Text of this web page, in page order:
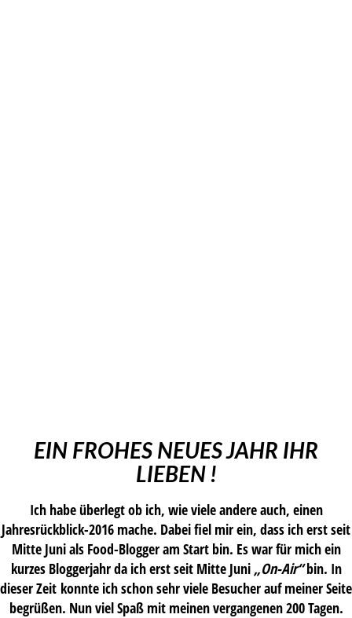
EIN FROHES NEUES JAHR IHR
LIEBEN !
Ich habe überlegt ob ich, wie viele andere auch, einen
Jahresrückblick-2016 mache. Dabei fiel mir ein, dass ich erst seit
Mitte Juni als Food-Blogger am Start bin. Es war für mich ein
kurzes Bloggerjahr da ich erst seit Mitte Juni „On-Air“bin. In
dieser Zeit konnte ich schon sehr viele Besucher auf meiner Seite
begrüßen. Nun viel Spaß mit meinen vergangenen 200 Tagen.